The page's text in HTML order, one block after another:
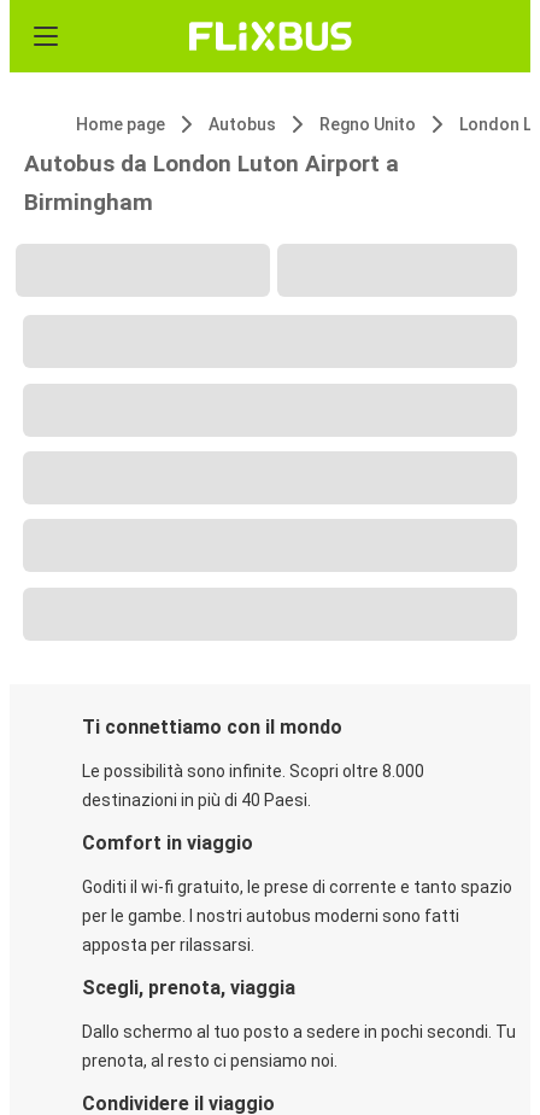
Home page Autobus Regno Unito London
Autobus da London Luton Airport a
Birmingham
Ti connettiamo con il mondo
Le possibilità sono infinite. Scopri oltre 8.000
destinazioni in più di 40 Paesi.
Comfort in viaggio
Goditi il wi-fi gratuito, le prese di corrente e tanto spazio
per le gambe. I nostri autobus moderni sono fatti
apposta per rilassarsi.
Scegli, prenota, viaggia
Dallo schermo al tuo posto a sedere in pochi secondi. Tu
prenota, al resto ci pensiamo noi.
Condividere il viaggio